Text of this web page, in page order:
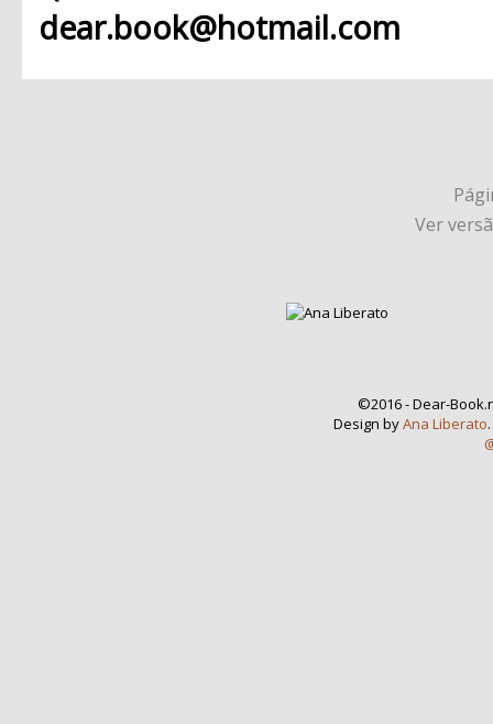
dear.book@hotmail.com
Ver
©2016 - Dear-
Design byAna Liberato